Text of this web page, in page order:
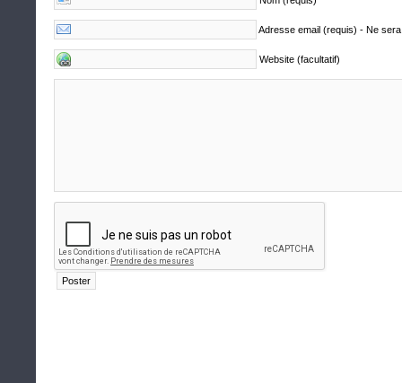
Adresse email (requis) - Ne
Website (facultatif)